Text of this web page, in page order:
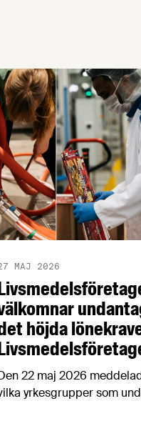
höjda
MAJ 2026
22 maj 2026
yrkesgrupper som